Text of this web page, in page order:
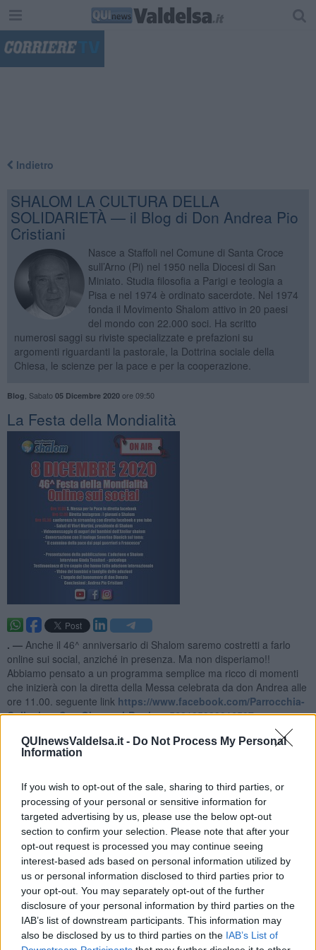
QUInewsValdelsa.it - Do Not Process My Personal
Information
If you wish to opt-out of the sale, sharing to third parties, or
processing of your personal or sensitive information for
targeted advertising by us, please use the below opt-out
section to confirm your selection. Please note that after your
opt-out request is processed you may continue seeing
interest-based ads based on personal information utilized by
us or personal information disclosed to third parties prior to
your opt-out. You may separately opt-out of the further
disclosure of your personal information by third parties on the
IAB’s list of downstream participants. This information may
also be disclosed by us to third parties on the IAB’s List of
Indietro
SHALOM LA CULTURA DELLA
SOLIDARIETÀ — il Blog di Don Andrea Pio
Cristiani
Nasce a Staffoli nel Comune di Santa Croce
sull’Arno (Pi) nel 1950 nella Diocesi di San
Miniato. Studia filosofia a Parigi e teologia a
Pisa e nel 1974 è ordinato sacerdote. Nel 1974
fonda il Movimento Shalom attivo in 20 paesi
del mondo con 22.000 soci. Ha scritto
numerosi saggi su riviste specializzate e prefazioni su
argomenti riguardanti la pastorale, la Dottrina sociale della
Chiesa, le scienze per la pace e per la cooperazione.
Blog Sabato 05 Dicembre 2020ore 09:50
La Festa della Mondialità
. — Anche il 46^ anniversario di Shalom saremo costretti a farlo
online sui social, anziché in presenza. Ma non disperiamo!!
Abbiamo pensato a un programma semplice ma ricco di momenti
che inizierà con la diretta della Messa celebrata da don Andrea alle
ore 11.00. seguente link https://www.facebook.com/Parrocchia-
Collegiata-San-Giovanni-Battista-568105920016597
Poi alle ore 12.00 i giovani faranno una diretta su Instagram per
parlare delle attività e delle prospettive di Shalom per i giovani.
profilo instagram @
Nel pomeriggio, alle 15.30 diretta Facebook e Youtube con una
conversazione tenuta da uno dei più apprezzati teologi italiani,
Severino Dianich, che ci parlerà de "Il cammino della Pace dai papi
guerrieri a Francesco".- A seguire sarà presentato il nuovo libro
realizzato dalle coppie delle adozioni internazionali con l'intervento
di Giada Tessitori e alcune testimonianze di coppie adottive. Non
mancheranno naturalmente i saluti del presidente Vieri, l'angolo del
buonumore di don Donatao e le riflessioni e gli auguri di don
Andrea. il tutto condito con video e intermezzi dei bambini
dell'Atelier, delle adozioni a distanza e dai paesi dove facciamo
progetti... Il pomeriggio lo potete seguire sulla pagina facebook di
Shalom a questo link